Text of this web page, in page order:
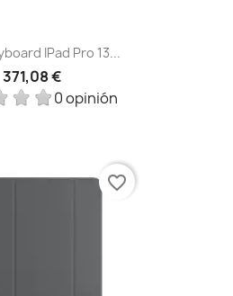
IPad Pro 13...
371,08 €
0 opinión
favorite_border